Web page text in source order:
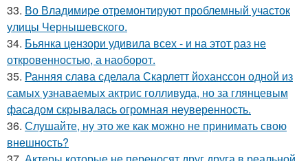
33. Во Владимире отремонтируют проблемный участок
улицы Чернышевского.
34. Бьянка цензори удивила всех - и на этот раз не
откровенностью, а наоборот.
35. Ранняя слава сделала Скарлетт йоханссон одной из
самых узнаваемых актрис голливуда, но за глянцевым
фасадом скрывалась огромная неуверенность.
36. Слушайте, ну это же как можно не принимать свою
внешность?